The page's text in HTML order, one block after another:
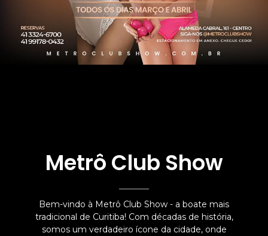
Metrô Club Show
Bem-vindo à Metrô Club Show - a boate mais
tradicional de Curitiba! Com décadas de história,
somos um verdadeiro ícone da cidade, onde